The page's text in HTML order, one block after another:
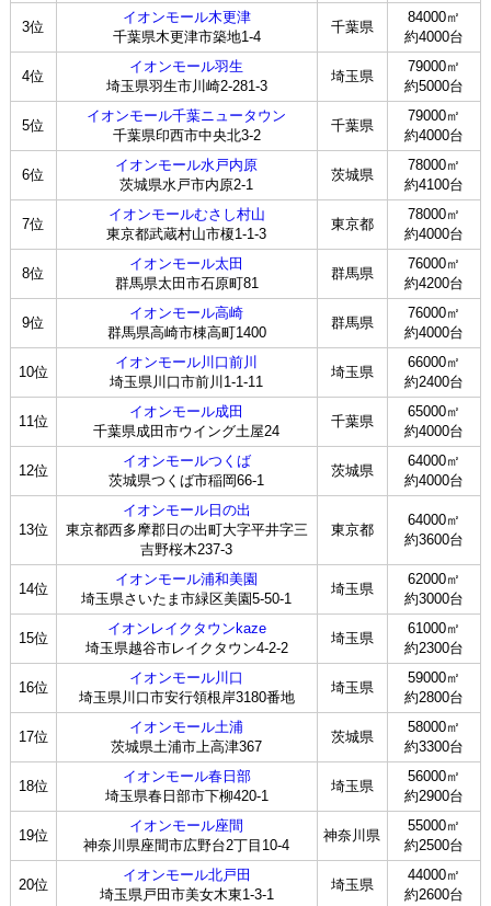
3位
イオンモール木更津
千葉県木更津市築地1-4
千葉県
84000㎡
約4000台
4位
イオンモール羽生
埼玉県羽生市川崎2-281-3
埼玉県
79000㎡
約5000台
5位
イオンモール千葉ニュータウン
千葉県印西市中央北3-2
千葉県
79000㎡
約4000台
6位
イオンモール水戸内原
茨城県水戸市内原2-1
茨城県
78000㎡
約4100台
7位
イオンモールむさし村山
東京都武蔵村山市榎1-1-3
東京都
78000㎡
約4000台
8位
イオンモール太田
群馬県太田市石原町81
群馬県
76000㎡
約4200台
9位
イオンモール高崎
群馬県高崎市棟高町1400
群馬県
76000㎡
約4000台
10位
イオンモール川口前川
埼玉県川口市前川1-1-11
埼玉県
66000㎡
約2400台
11位
イオンモール成田
千葉県成田市ウイング土屋24
千葉県
65000㎡
約4000台
12位
イオンモールつくば
茨城県つくば市稲岡66-1
茨城県
64000㎡
約4000台
13位
イオンモール日の出
東京都西多摩郡日の出町大字平井字三
吉野桜木237-3
東京都
64000㎡
約3600台
14位
イオンモール浦和美園
埼玉県さいたま市緑区美園5-50-1
埼玉県
62000㎡
約3000台
15位
イオンレイクタウンkaze
埼玉県越谷市レイクタウン4-2-2
埼玉県
61000㎡
約2300台
16位
イオンモール川口
埼玉県川口市安行領根岸3180番地
埼玉県
59000㎡
約2800台
17位
イオンモール土浦
茨城県土浦市上高津367
茨城県
58000㎡
約3300台
18位
イオンモール春日部
埼玉県春日部市下柳420-1
埼玉県
56000㎡
約2900台
19位
イオンモール座間
神奈川県座間市広野台2丁目10-4
神奈川県
55000㎡
約2500台
20位
イオンモール北戸田
埼玉県戸田市美女木東1-3-1
埼玉県
44000㎡
約2600台